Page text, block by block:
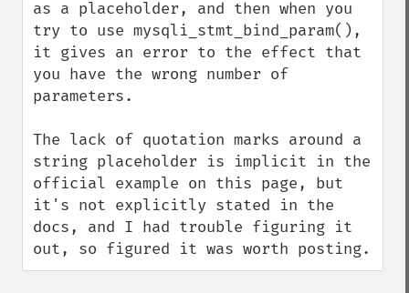
as a placeholder, and then when you
try to use mysqli_stmt_bind_param(),
it gives an error to the effect that
you have the wrong number of
parameters.
The lack of quotation marks around a
string placeholder is implicit in the
official example on this page, but
it's not explicitly stated in the
docs, and I had trouble figuring it
out, so figured it was worth posting.